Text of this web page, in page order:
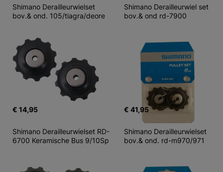
Shimano Derailleurwielset
bov.& ond. 105/tiagra/deore
€ 14,95
Shimano Derailleurwiel set
bov.& ond rd-7900
€ 41,95
Shimano Derailleurwielset RD-
6700 Keramische Bus 9/10Sp
Shimano Derailleurwielset
bov.& ond. rd-m970/971